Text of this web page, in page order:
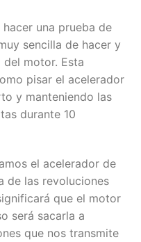
una prueba de
sencilla de hacer y
motor. Esta
pisar el acelerador
y manteniendo las
durante 10
el acelerador de
de las revoluciones
que el motor
será sacarla a
que nos transmite